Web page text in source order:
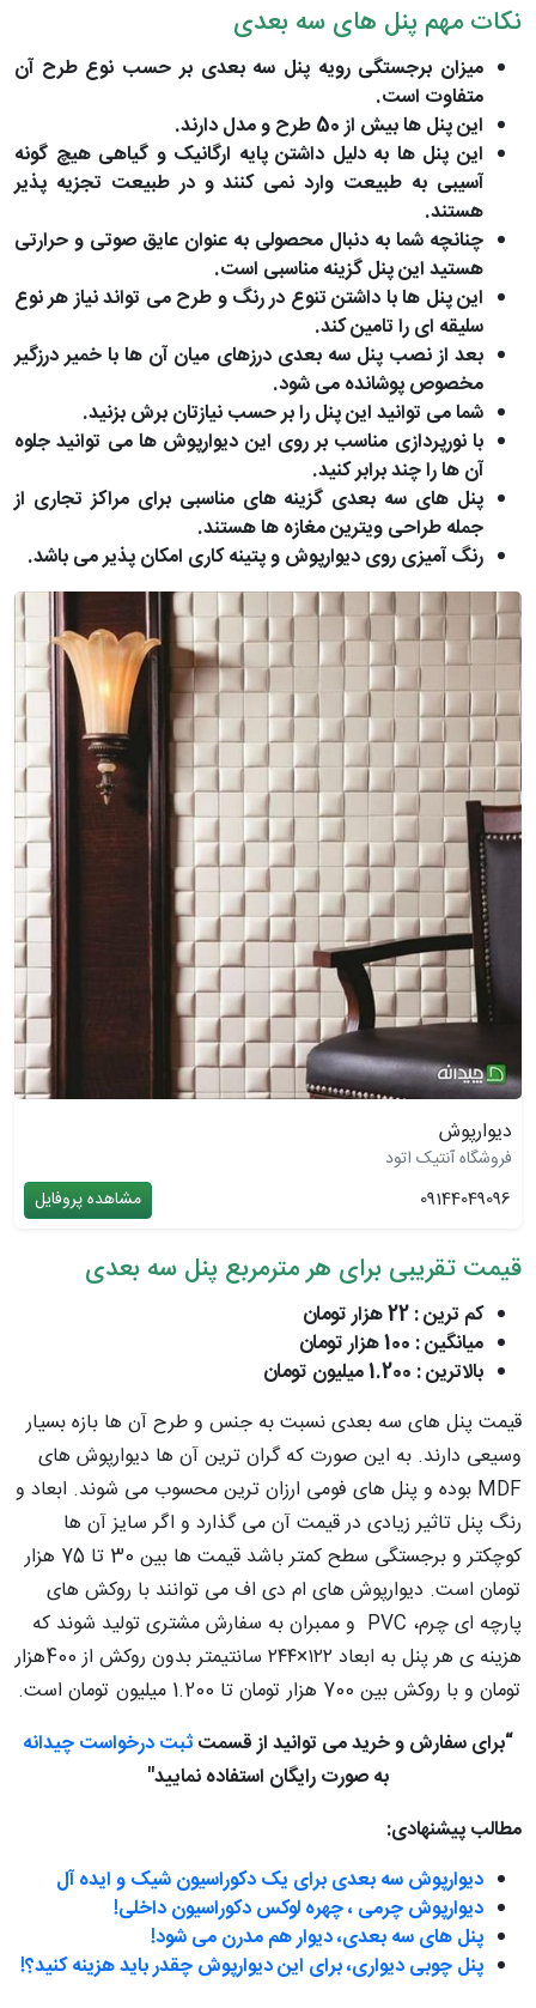
نکات مهم پنل های سه بعدی
میزان برجستگی رویه پنل سه‌ بعدی بر حسب نوع طرح آن
متفاوت است.
این پنل‌ ها بیش از 50 طرح و مدل دارند.
این پنل‌ ها به دلیل داشتن پایه ارگانیک و گیاهی هیچ گونه
آسیبی به طبیعت وارد نمی‌ کنند و در طبیعت تجزیه پذیر
هستند.
چنانچه شما به دنبال محصولی به عنوان عایق صوتی و حرارتی
هستید این پنل گزینه مناسبی است.
این پنل‌ ها با داشتن تنوع در رنگ و طرح می تواند نیاز هر نوع
سلیقه‌ ای را تامین کند.
بعد از نصب پنل‌ سه‌ بعدی درزهای میان آن ها با خمیر درزگیر
مخصوص پوشانده می‌ شود.
شما می توانید این پنل را بر حسب نیازتان برش بزنید.
با نورپردازی مناسب بر روی این دیوارپوش ها می توانید جلوه
آن ها را چند برابر کنید.
پنل‌ های سه‌ بعدی گزینه‌ های مناسبی برای مراکز تجاری از
جمله طراحی ویترین مغازه‌ ها هستند.
رنگ آمیزی روی دیوارپوش و پتینه کاری امکان پذیر می باشد.
دیوارپوش
فروشگاه آنتیک اتود
09144049096
مشاهده پروفایل
قیمت تقریبی برای هر مترمربع پنل سه‌ بعدی
کم ترین : 22 هزار تومان
میانگین : 100 هزار تومان
بالاترین : 1.200 میلیون تومان
قیمت پنل های سه بعدی نسبت به جنس و طرح آن ها بازه بسیار
وسیعی دارند. به این صورت که گران ترین آن ها دیوارپوش های
MDF بوده و پنل های فومی ارزان ترین محسوب می شوند. ابعاد و
رنگ پنل تاثیر زیادی در قیمت آن می گذارد و اگر سایز آن ها
کوچکتر و برجستگی سطح کمتر باشد قیمت ها بین 30 تا 75 هزار
تومان است. دیوارپوش های ام دی اف می توانند با روکش های
پارچه ای چرم، PVC و ممبران به سفارش مشتری تولید شوند که
هزینه ی هر پنل به ابعاد ۱۲۲×۲۴۴ سانتیمتر بدون روکش از 400هزار
تومان و با روکش بین 700 هزار تومان تا 1.200 میلیون تومان است.
“برای سفارش و خرید می توانید از قسمتثبت درخواست چیدانه
به صورت رایگان استفاده نمایید"
مطالب پیشنهادی:
دیوارپوش سه بعدی برای یک دکوراسیون شیک و ایده آل
دیوارپوش چرمی ، چهره لوکس دکوراسیون داخلی!
پنل های سه بعدی، دیوار هم مدرن می شود!
پنل چوبی دیواری، برای این دیوارپوش چقدر باید هزینه کنید؟!